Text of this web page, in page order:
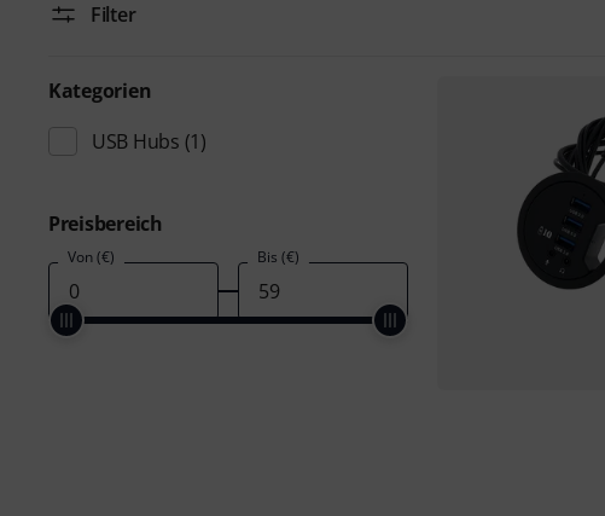
Filter
Kategorien
USB Hubs (1)
Preisbereich
Von (€) Bis (€)